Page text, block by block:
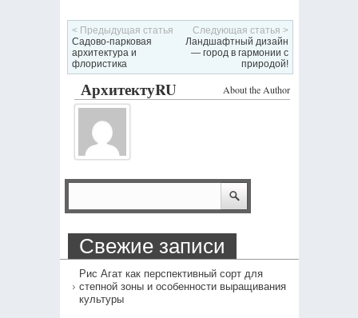
< Предыдущая статья
Садово-парковая
архитектура и
флористика
Следующая статья >
Ландшафтный дизайн
— город в гармонии с
природой!
About the Author
АрхитектуRU
Свежие записи
Рис Агат как перспективный сорт для
степной зоны и особенности выращивания
культуры